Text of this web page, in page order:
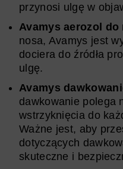
przynosi ulgę w
Avamys aerozol do
nosa, Avamys jest
dociera do źródła
ulgę.
Avamys
dawkowanie polega
wstrzyknięcia do
Ważne jest, aby
dotyczących
skuteczne i